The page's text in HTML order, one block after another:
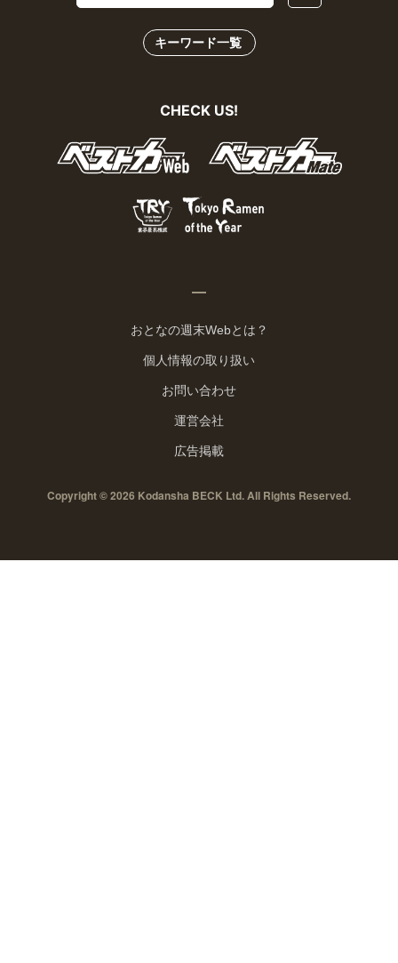
キーワード一覧
CHECK US!
おとなの週末Webとは？
個人情報の取り扱い
お問い合わせ
運営会社
広告掲載
Copyright © 2026 Kodansha BECK Ltd. All Rights Reserved.